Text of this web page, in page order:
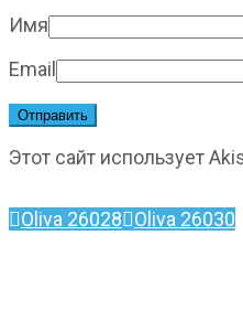
Имя
Email
Этот сайт использует
Oliva 26028 Oliva 26030